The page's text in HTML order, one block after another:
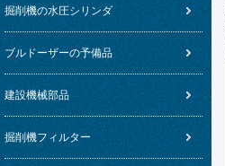
掘削機の水圧シリンダ
ブルドーザーの予備品
建設機械部品
掘削機フィルター